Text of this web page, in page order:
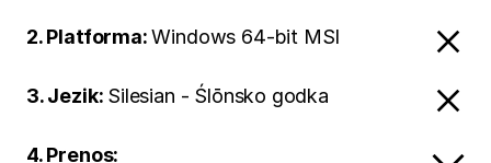
2. Platforma:Windows 64-bit MSI
3. Jezik: Silesian - Ślōnsko godka
4. Prenos: